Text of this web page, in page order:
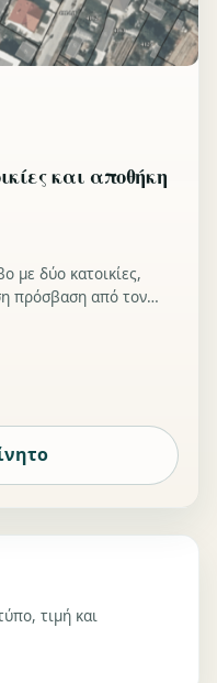
και αποθήκη
με δύο κατοικίες,
πρόσβαση από τον
τιμή και